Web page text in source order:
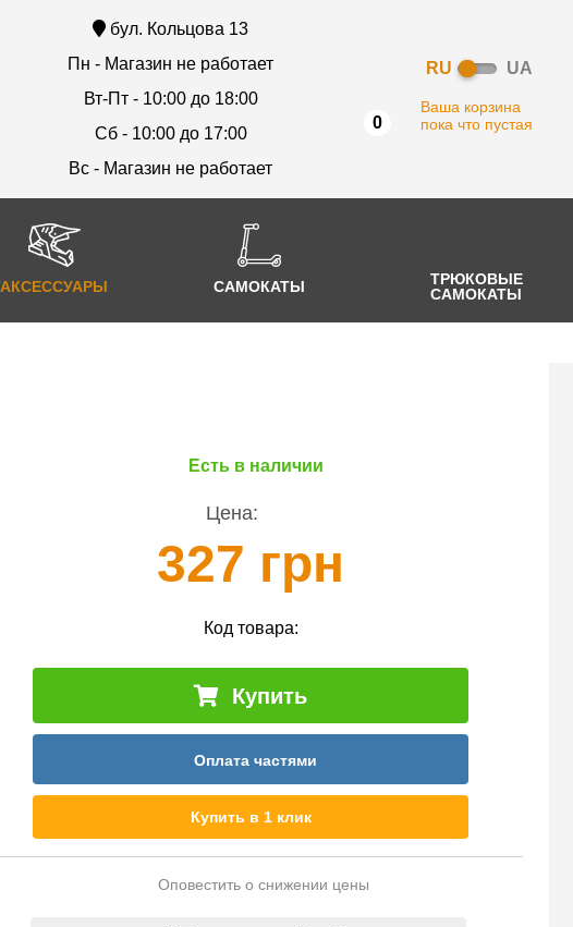
бул. Кольцова 13
Пн - Магазин не работает
Вт-Пт - 10:00 до 18:00
Сб - 10:00 до 17:00
Вс - Магазин не работает
RU UA
0
Ваша корзина
пока что пустая
АКСЕССУАРЫ САМОКАТЫ
ТРЮКОВЫЕ
САМОКАТЫ
Есть в наличии
Цена:
327 грн
Код товара:
Купить
Оплата частями
Купить в 1 клик
Оповестить о снижении цены